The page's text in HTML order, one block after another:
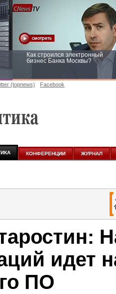
Как строился электронный
бизнес Банка Москвы?
(topnews) Facebook
КОНФЕРЕНЦИИ ЖУРНАЛ
идет
ПО